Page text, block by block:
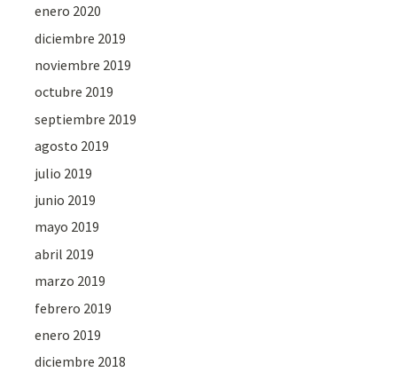
enero 2020
diciembre 2019
noviembre 2019
octubre 2019
septiembre 2019
agosto 2019
julio 2019
junio 2019
mayo 2019
abril 2019
marzo 2019
febrero 2019
enero 2019
diciembre 2018